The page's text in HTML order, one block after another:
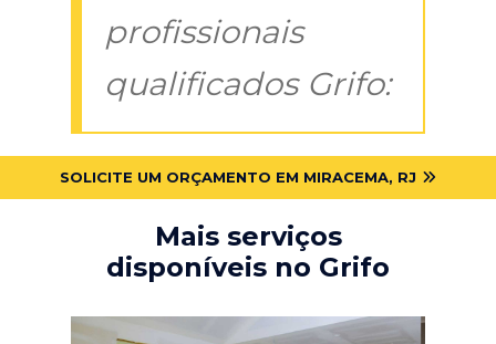
profissionais
qualificados Grifo:
SOLICITE UM ORÇAMENTO EM MIRACEMA, RJ
Mais serviços
disponíveis no Grifo